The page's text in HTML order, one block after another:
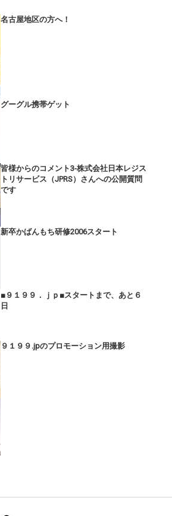
名古屋地区の方へ！
グーグル携帯ゲット
皆様からのコメント3-株式会社日本レジス
トリサービス（JPRS）さんへの公開質問
です
新卒かばんもち研修2006スタート
■９１９９．ｊｐ■スタートまで、あと６
日
９１９９.jpのプロモーション用撮影